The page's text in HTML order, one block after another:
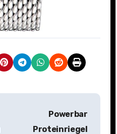
Powerbar
Proteinriegel